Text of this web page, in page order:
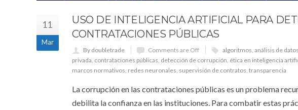
11
Mar
USO DE INTELIGENCIA ARTIFICIAL PARA
CONTRATACIONES PÚBLICAS
By doubletrade Comments are Off algoritmos análisis de datos
privada contrataciones públicas detección de corrupción ética en inteligencia
marcos normativos redes neuronales supervisión de contratos transparencia
La corrupción en las contrataciones públicas es un problema
debilita la confianza en las instituciones. Para combatir estas